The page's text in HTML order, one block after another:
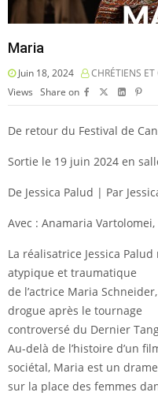
Maria
Juin 18, 2024 CHRÉTIENS ET
Views Share on
De retour du Festival de
Sortie le 19 juin 2024 en
De Jessica Palud | Par
Avec : Anamaria
La réalisatrice Jessica
atypique et traumatique
de l’actrice Maria
drogue après le tournage
controversé du Dernier
Au-delà de l’histoire d’un
sociétal, Maria est un drame
sur la place des femmes